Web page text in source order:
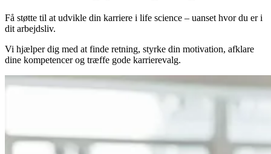
Få støtte til at udvikle din karriere i life science – uanset hvor du er i
dit arbejdsliv.
Vi hjælper dig med at finde retning, styrke din motivation, afklare
dine kompetencer og træffe gode karrierevalg.